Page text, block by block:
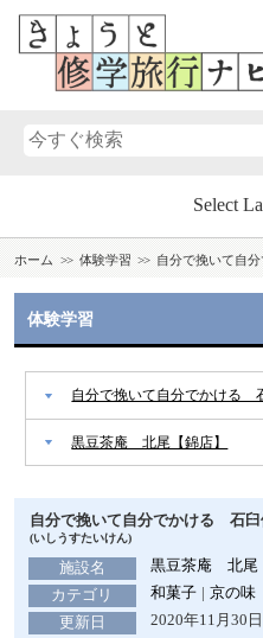
Select
ホーム 体験学習 自分で挽いて自
体験学習
自分で挽いて自分でかける
黒豆茶庵 北尾【錦店】
自分で挽いて自分でかける 石臼
(いしうすたいけん)
施設名
黒豆茶庵 北尾
カテゴリ
和菓子
京の味
更新日
2020年11月30日